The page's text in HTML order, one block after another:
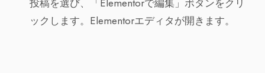
投稿を選び、「Elementorで編集」ボタンをクリ
ックします。Elementorエディタが開きます。